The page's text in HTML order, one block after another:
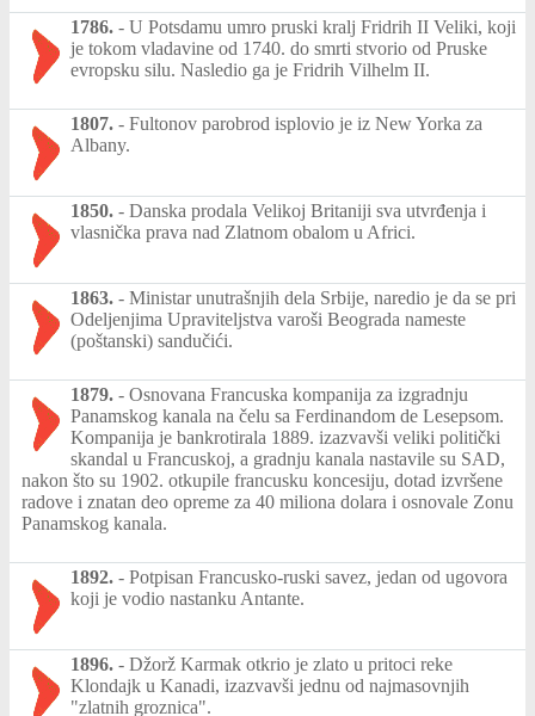
1786. - U Potsdamu umro pruski kralj Fridrih II Veliki, koji
je tokom vladavine od 1740. do smrti stvorio od Pruske
evropsku silu. Nasledio ga je Fridrih Vilhelm II.
1807. - Fultonov parobrod isplovio je iz New Yorka za
Albany.
1850. - Danska prodala Velikoj Britaniji sva utvrđenja i
vlasnička prava nad Zlatnom obalom u Africi.
1863. - Ministar unutrašnjih dela Srbije, naredio je da se pri
Odeljenjima Upraviteljstva varoši Beograda nameste
(poštanski) sandučići.
1879. - Osnovana Francuska kompanija za izgradnju
Panamskog kanala na čelu sa Ferdinandom de Lesepsom.
Kompanija je bankrotirala 1889. izazvavši veliki politički
skandal u Francuskoj, a gradnju kanala nastavile su SAD,
nakon što su 1902. otkupile francusku koncesiju, dotad izvršene
radove i znatan deo opreme za 40 miliona dolara i osnovale Zonu
Panamskog kanala.
1892. - Potpisan Francusko-ruski savez, jedan od ugovora
koji je vodio nastanku Antante.
1896. - Džorž Karmak otkrio je zlato u pritoci reke
Klondajk u Kanadi, izazvavši jednu od najmasovnjih
"zlatnih groznica".